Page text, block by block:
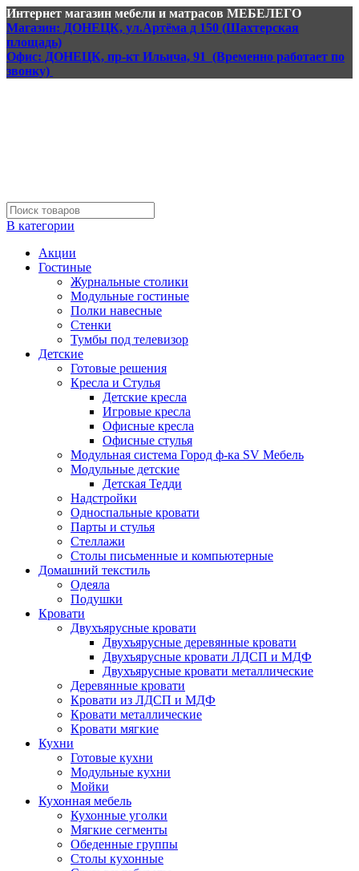
Интернет магазин мебели и матрасов МЕБЕЛЕГО
Магазин: ДОНЕЦК, ул.Артёма д 150 (Шахтерская
площадь)
Офис: ДОНЕЦК, пр-кт Ильича, 91 (Временно работает по
звонку)
В категории
Акции
Гостиные
Журнальные столики
Модульные гостиные
Полки навесные
Стенки
Тумбы под телевизор
Детские
Готовые решения
Кресла и Стулья
Детские кресла
Игровые кресла
Офисные кресла
Офисные стулья
Модульная система Город ф-ка SV Мебель
Модульные детские
Детская Тедди
Надстройки
Односпальные кровати
Парты и стулья
Стеллажи
Столы письменные и компьютерные
Домашний текстиль
Одеяла
Подушки
Кровати
Двухъярусные кровати
Двухъярусные деревянные кровати
Двухъярусные кровати ЛДСП и МДФ
Двухъярусные кровати металлические
Деревянные кровати
Кровати из ЛДСП и МДФ
Кровати металлические
Кровати мягкие
Кухни
Готовые кухни
Модульные кухни
Мойки
Кухонная мебель
Кухонные уголки
Мягкие сегменты
Обеденные группы
Столы кухонные